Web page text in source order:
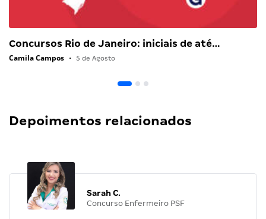
Concursos Rio de Janeiro: iniciais de até…
Camila Campos • 5 de Agosto
Depoimentos relacionados
Sarah C.
Concurso Enfermeiro PSF